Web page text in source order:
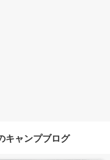
キャンプブログ